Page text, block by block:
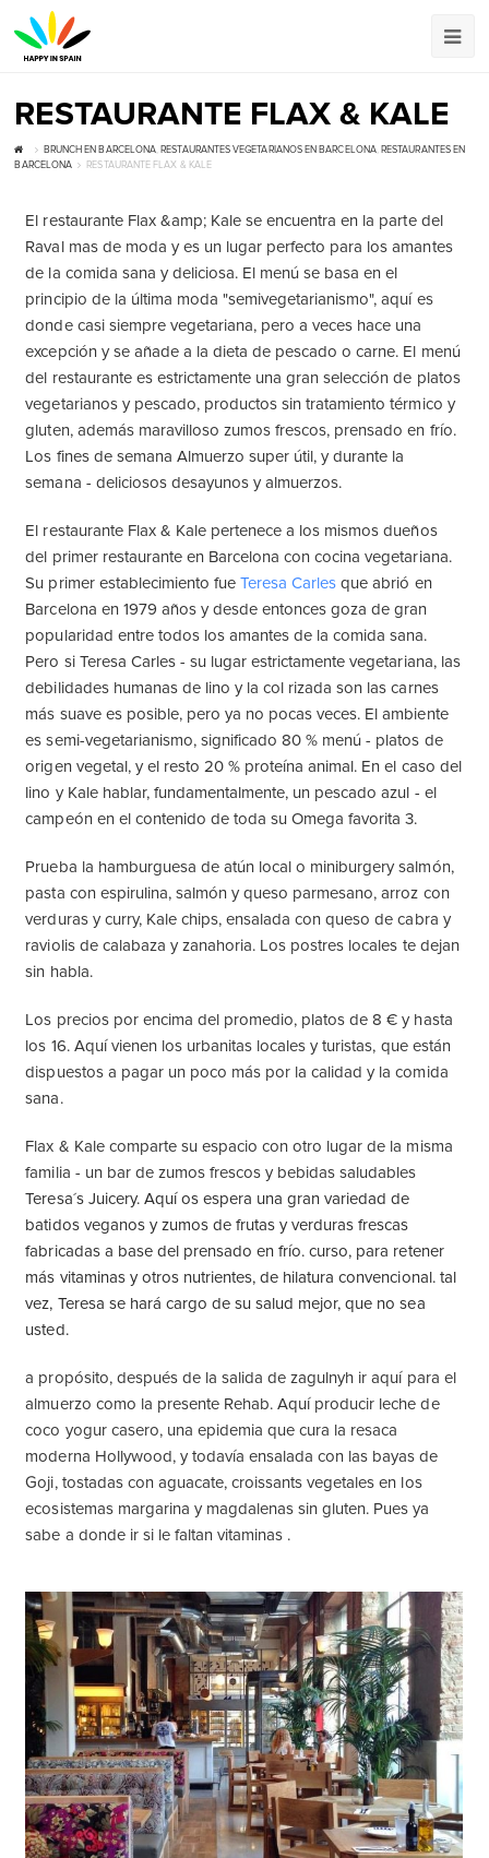
RESTAURANTE FLAX & KALE
BRUNCH EN BARCELONA, RESTAURANTES VEGETARIANOS EN BARCELONA, RESTAURANTES EN
BARCELONA
RESTAURANTE FLAX & KALE
El restaurante Flax &amp; Kale se encuentra en la parte del
Raval mas de moda y es un lugar perfecto para los amantes
de la comida sana y deliciosa. El menú se basa en el
principio de la última moda "semivegetarianismo", aquí es
donde casi siempre vegetariana, pero a veces hace una
excepción y se añade a la dieta de pescado o carne. El menú
del restaurante es estrictamente una gran selección de platos
vegetarianos y pescado, productos sin tratamiento térmico y
gluten, además maravilloso zumos frescos, prensado en frío.
Los fines de semana Almuerzo super útil, y durante la
semana - deliciosos desayunos y almuerzos.
El restaurante Flax & Kale pertenece a los mismos dueños
del primer restaurante en Barcelona con cocina vegetariana.
Su primer establecimiento fueTeresa Carles que abrió en
Barcelona en 1979 años y desde entonces goza de gran
popularidad entre todos los amantes de la comida sana.
Pero si Teresa Carles - su lugar estrictamente vegetariana, las
debilidades humanas de lino y la col rizada son las carnes
más suave es posible, pero ya no pocas veces. El ambiente
es semi-vegetarianismo, significado 80 % menú - platos de
origen vegetal, y el resto 20 % proteína animal. En el caso del
lino y Kale hablar, fundamentalmente, un pescado azul - el
campeón en el contenido de toda su Omega favorita 3.
Prueba la hamburguesa de atún local o miniburgery salmón,
pasta con espirulina, salmón y queso parmesano, arroz con
verduras y curry, Kale chips, ensalada con queso de cabra y
raviolis de calabaza y zanahoria. Los postres locales te dejan
sin habla.
Los precios por encima del promedio, platos de 8 € y hasta
los 16. Aquí vienen los urbanitas locales y turistas, que están
dispuestos a pagar un poco más por la calidad y la comida
sana.
Flax & Kale comparte su espacio con otro lugar de la misma
familia - un bar de zumos frescos y bebidas saludables
Teresa´s Juicery. Aquí os espera una gran variedad de
batidos veganos y zumos de frutas y verduras frescas
fabricadas a base del prensado en frío. curso, para retener
más vitaminas y otros nutrientes, de hilatura convencional. tal
vez, Teresa se hará cargo de su salud mejor, que no sea
usted.
a propósito, después de la salida de zagulnyh ir aquí para el
almuerzo como la presente Rehab. Aquí producir leche de
coco yogur casero, una epidemia que cura la resaca
moderna Hollywood, y todavía ensalada con las bayas de
Goji, tostadas con aguacate, croissants vegetales en los
ecosistemas margarina y magdalenas sin gluten. Pues ya
sabe a donde ir si le faltan vitaminas .